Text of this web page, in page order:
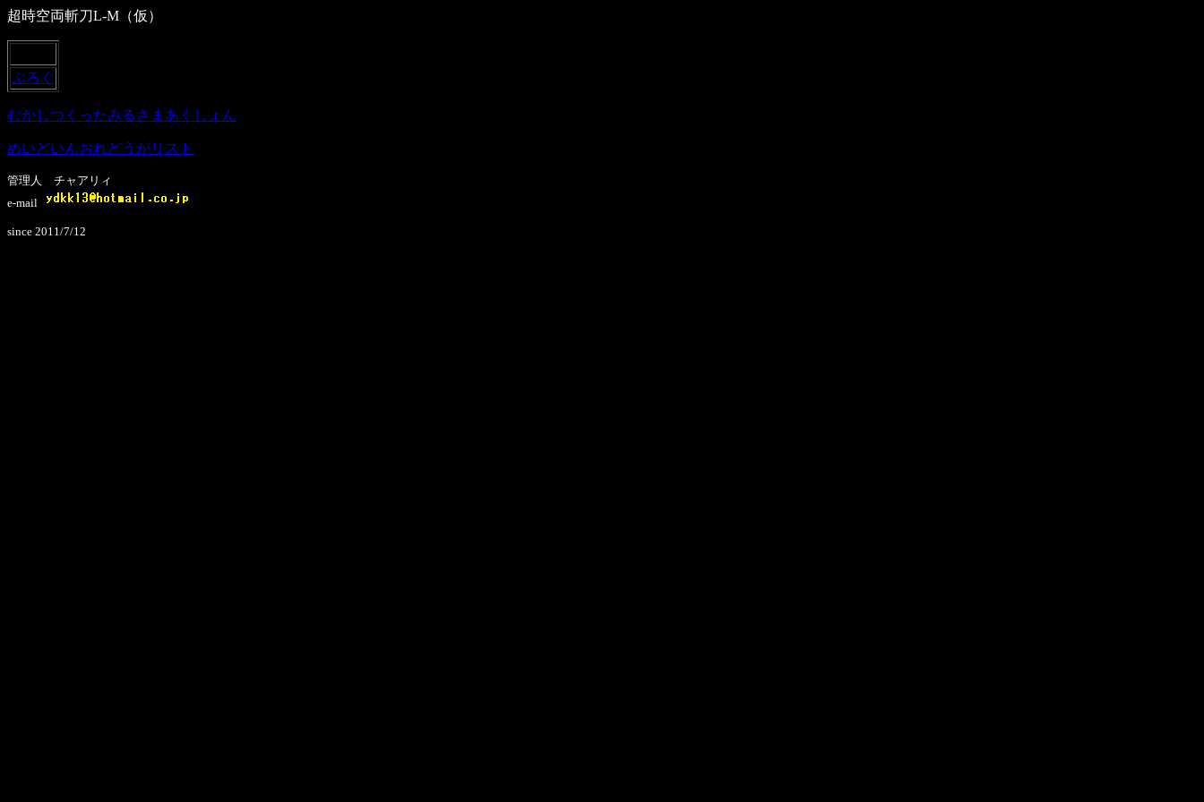
超時空両斬刀L-M（仮）
ぶろぐ
むかしつくったみるさまあくしょん
めいどいんおれどうがリスト
管理人 チャアリィ
e-mail
since 2011/7/12